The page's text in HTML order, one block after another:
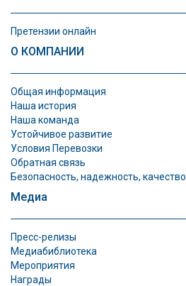
Претензии онлайн
О КОМПАНИИ
Общая информация
Наша история
Наша команда
Устойчивое развитие
Условия Перевозки
Обратная связь
Безопасность, надежность, качество
Медиа
Пресс-релизы
Медиабиблиотека
Мероприятия
Награды